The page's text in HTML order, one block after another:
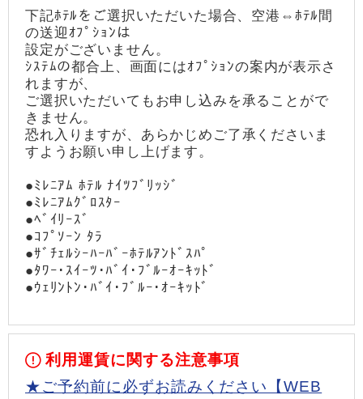
下記ﾎﾃﾙをご選択いただいた場合、空港⇔ﾎﾃﾙ間
の送迎ｵﾌﾟｼｮﾝは
設定がございません。
ｼｽﾃﾑの都合上、画面にはｵﾌﾟｼｮﾝの案内が表示さ
れますが、
ご選択いただいてもお申し込みを承ることがで
きません。
恐れ入りますが、あらかじめご了承くださいま
すようお願い申し上げます。
●ﾐﾚﾆｱﾑ ﾎﾃﾙ ﾅｲﾂﾌﾞﾘｯｼﾞ
●ﾐﾚﾆｱﾑｸﾞﾛｽﾀｰ
●ﾍﾞｲﾘｰｽﾞ
●ｺﾌﾟｿｰﾝ ﾀﾗ
●ｻﾞﾁｪﾙｼｰﾊｰﾊﾞｰﾎﾃﾙｱﾝﾄﾞｽﾊﾟ
●ﾀﾜｰ･ｽｲｰﾂ･ﾊﾞｲ･ﾌﾞﾙｰｵｰｷｯﾄﾞ
●ｳｪﾘﾝﾄﾝ･ﾊﾞｲ･ﾌﾞﾙｰ･ｵｰｷｯﾄﾞ
利用運賃に関する注意事項
★ご予約前に必ずお読みください【WEB